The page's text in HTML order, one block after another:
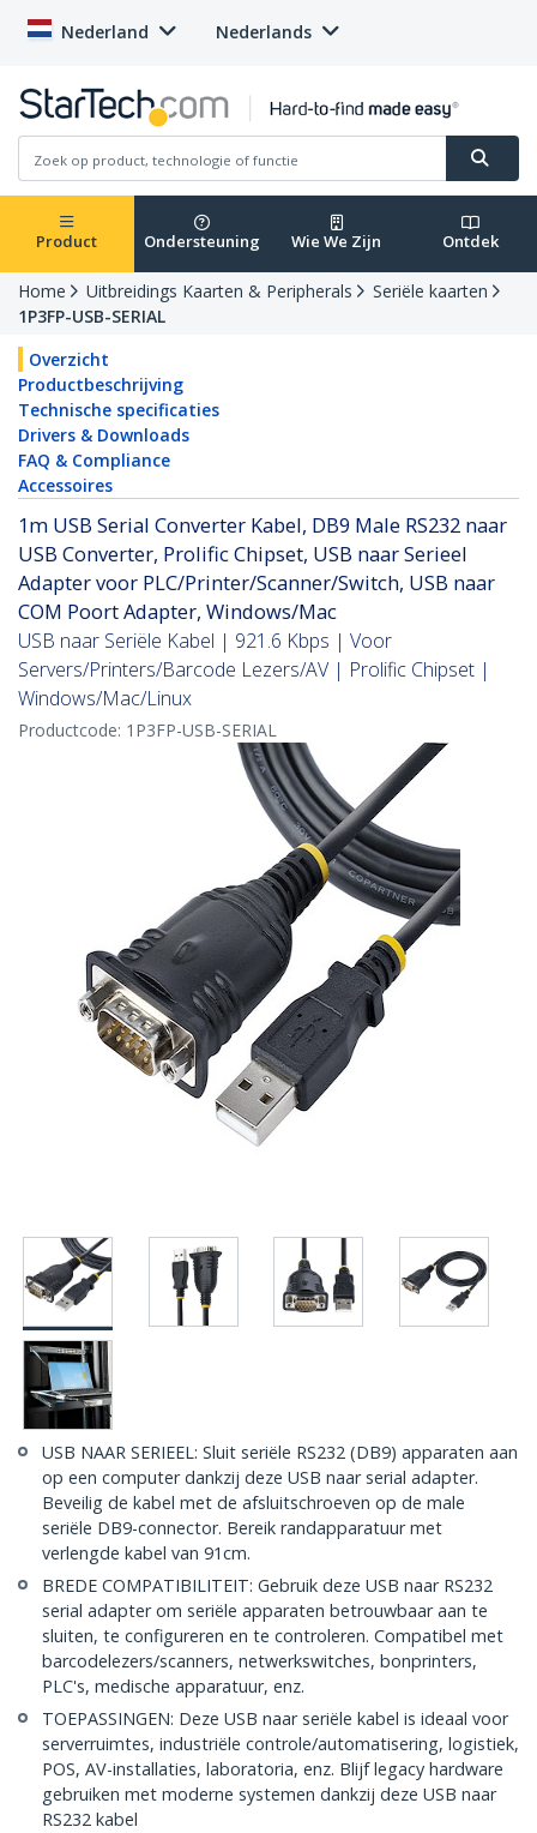
Nederland Nederlands
Product Ondersteuning Wie We Zijn Ontdek
Home Uitbreidings Kaarten & Peripherals
Seriële kaarten
1P3FP-USB-SERIAL
Overzicht
Productbeschrijving
Technische specificaties
Drivers & Downloads
FAQ & Compliance
Accessoires
1m USB Serial Converter Kabel, DB9 Male RS232 naar
USB Converter, Prolific Chipset, USB naar Serieel
Adapter voor PLC/Printer/Scanner/Switch, USB naar
COM Poort Adapter, Windows/Mac
USB naar Seriële Kabel | 921.6 Kbps | Voor
Servers/Printers/Barcode Lezers/AV | Prolific Chipset |
Windows/Mac/Linux
Productcode: 1P3FP-USB-SERIAL
USB NAAR SERIEEL: Sluit seriële RS232 (DB9) apparaten aan
op een computer dankzij deze USB naar serial adapter.
Beveilig de kabel met de afsluitschroeven op de male
seriële DB9-connector. Bereik randapparatuur met
verlengde kabel van 91cm.
BREDE COMPATIBILITEIT: Gebruik deze USB naar RS232
serial adapter om seriële apparaten betrouwbaar aan te
sluiten, te configureren en te controleren. Compatibel met
barcodelezers/scanners, netwerkswitches, bonprinters,
PLC's, medische apparatuur, enz.
TOEPASSINGEN: Deze USB naar seriële kabel is ideaal voor
serverruimtes, industriële controle/automatisering, logistiek,
POS, AV-installaties, laboratoria, enz. Blijf legacy hardware
gebruiken met moderne systemen dankzij deze USB naar
RS232 kabel